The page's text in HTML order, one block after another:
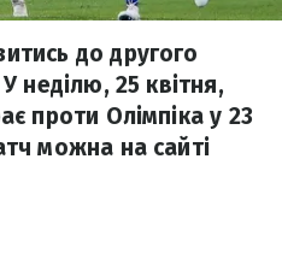
до другого
неділю, 25 квітня,
проти Олімпіка у 23
можна на сайті